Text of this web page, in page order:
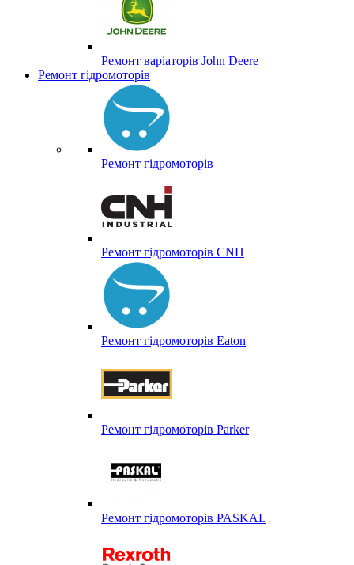
Ремонт варіаторів John Deere
Ремонт гідромоторів
Ремонт гідромоторів
Ремонт гідромоторів CNH
Ремонт гідромоторів Eaton
Ремонт гідромоторів Parker
Ремонт гідромоторів PASKAL